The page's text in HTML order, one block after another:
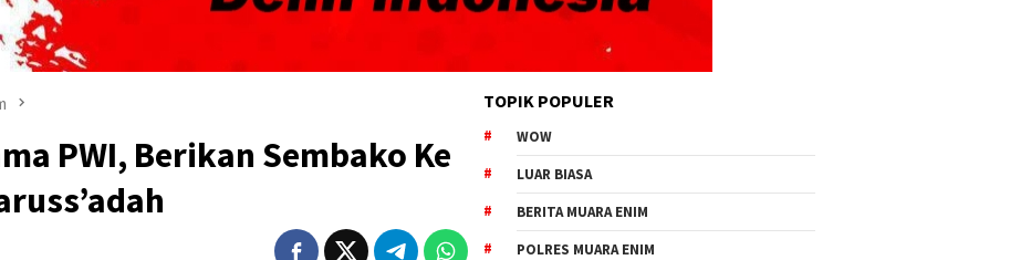
PWI, Berikan Sembako Ke
TOPIK POPULER
WOW
LUAR BIASA
BERITA MUARA ENIM
POLRES MUARA ENIM